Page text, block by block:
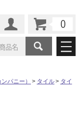
パニー） タイル
タイ